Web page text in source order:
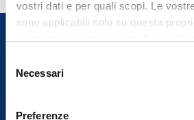
vostri dati e per quali scopi. Le
sono applicabili solo su questa
effettuato le vostre scelte. È
cookie o facendo clic sull'icona di
Necessari
Preferenze